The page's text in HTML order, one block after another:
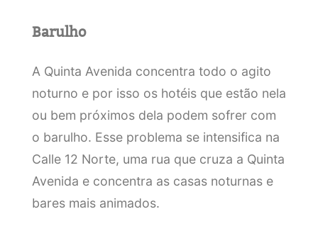
Barulho
A Quinta Avenida concentra todo o agito
noturno e por isso os hotéis que estão nela
ou bem próximos dela podem sofrer com
o barulho. Esse problema se intensifica na
Calle 12 Norte, uma rua que cruza a Quinta
Avenida e concentra as casas noturnas e
bares mais animados.